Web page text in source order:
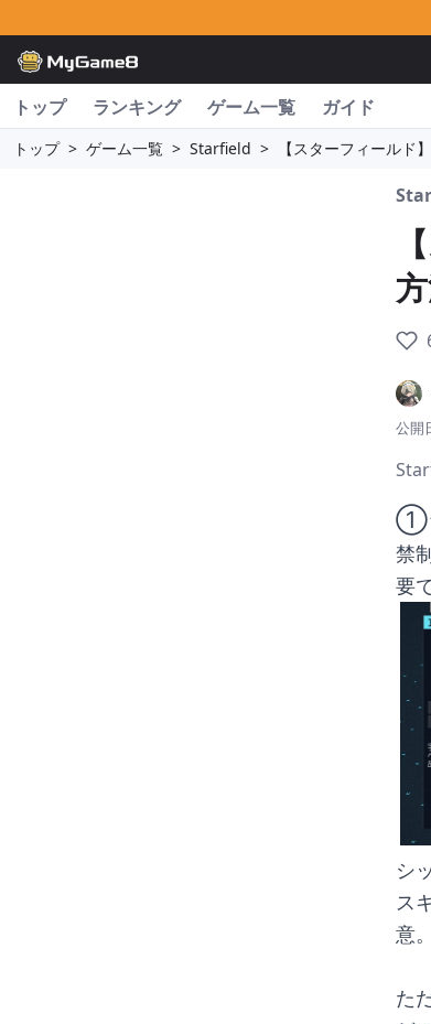
トップ ランキング ゲーム一覧 ガイド
トップ > ゲーム一覧 > Starfield > 【スターフィールド
公開
①
禁
要
シ
ス
意。
た